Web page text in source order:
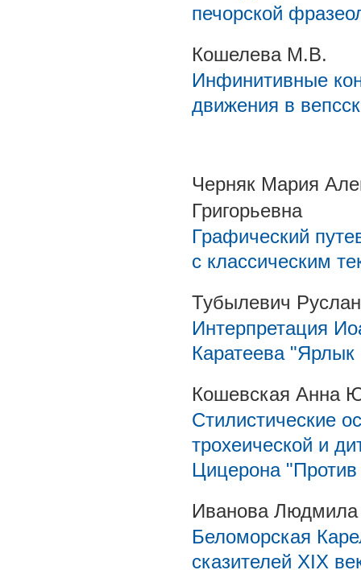
печорской
Кошелева М.В.
Инфинитивные
движения в
Черняк Мария
Григорьевна
Графический
с классическим
Тубылевич
Интерпретация
Каратеева "Ярлык
Кошевская Анна
Стилистические
трохеической и
Цицерона
Иванова
Беломорская
сказителей XIX